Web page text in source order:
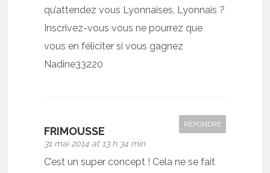
qu’attendez vous Lyonnaises, Lyonnais ?
Inscrivez-vous vous ne pourrez que
vous en féliciter si vous gagnez
Nadine33220
FRIMOUSSE
31 mai 2014 at 13 h 34 min
RÉPONDRE
C’est un super concept ! Cela ne se fait